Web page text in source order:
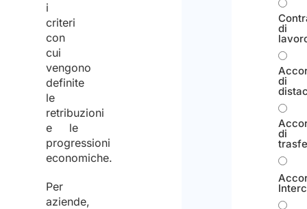
i
criteri
con
cui
vengono
definite
le
retribuzioni
e le
progressioni
economiche.
Per
aziende,
di
di
di